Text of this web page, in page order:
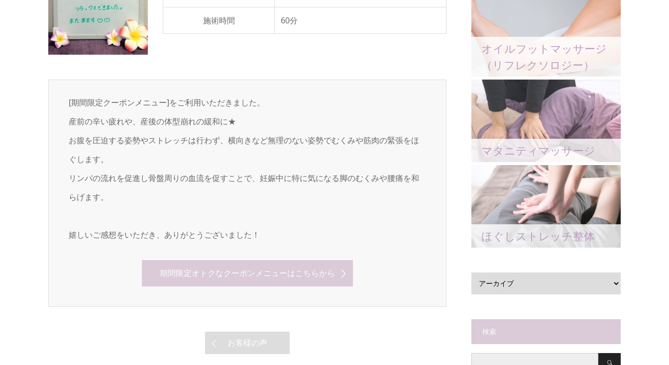
施術時間 60分
[期間限定クーポンメニュー]をご利用いただきました。
産前の辛い疲れや、産後の体型崩れの緩和に★
お腹を圧迫する姿勢やストレッチは行わず、横向きなど無理のない姿勢でむくみや筋肉の緊張をほ
ぐします。
リンパの流れを促進し骨盤周りの血流を促すことで、妊娠中に特に気になる脚のむくみや腰痛を和
らげます。
嬉しいご感想をいただき、ありがとうございました！
期間限定オトクなクーポンメニューはこちらから
お客様の声
オイルフットマッサージ
（リフレクソロジー）
マタニティマッサージ
ほぐしストレッチ整体
検索